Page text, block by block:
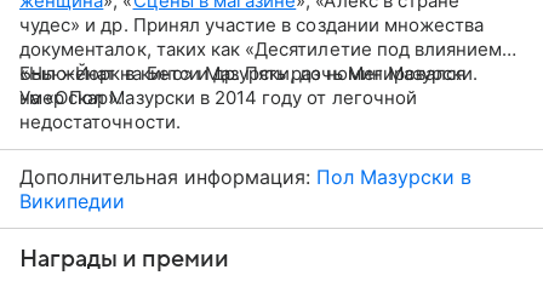
Награды и премии
чудес» и др. Принял участие в создании множества
документалок, таких как «Десятилетие под влиянием»,
«Нью-Йорк в кино» и др. Пять раз номинировался
на «Оскар».
Был женат на Бетси Мазурски, дочь Мег Мазурски.
Умер Пол Мазурски в 2014 году от легочной
недостаточности.
Дополнительная информация: Пол Мазурски в
Википедии